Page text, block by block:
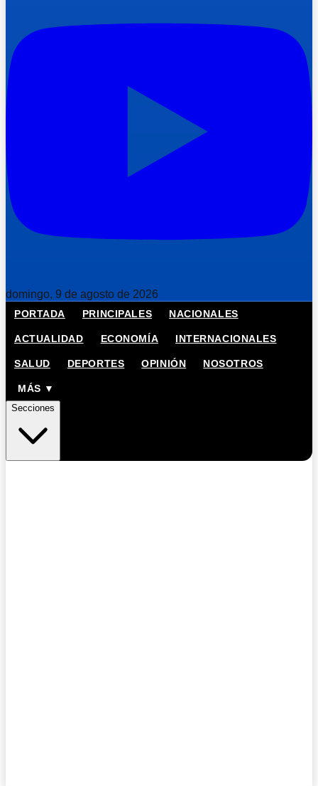
domingo, 9 de agosto de 2026
PORTADA PRINCIPALES NACIONALES
ACTUALIDAD ECONOMÍA INTERNACIONALES
SALUD DEPORTES OPINIÓN NOSOTROS
MÁS ▼
Secciones